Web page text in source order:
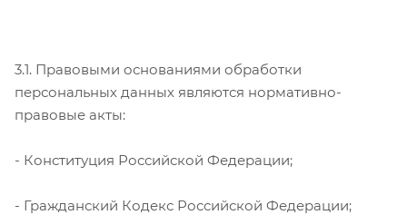
3.1. Правовыми основаниями обработки
персональных данных являются нормативно-
правовые акты:
- Конституция Российской Федерации;
- Гражданский Кодекс Российской Федерации;